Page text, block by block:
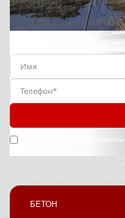
Заполните форму для
Нажимая кнопку
БЕТОН